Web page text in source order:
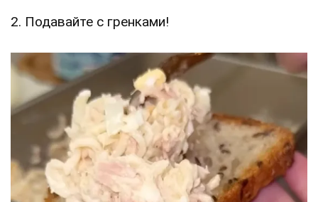
2. Подавайте с гренками!